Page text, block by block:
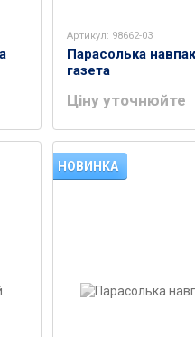
Артикул: 98662-03
Парасолька
газета
Ціну уточнюйте
НОВИНКА